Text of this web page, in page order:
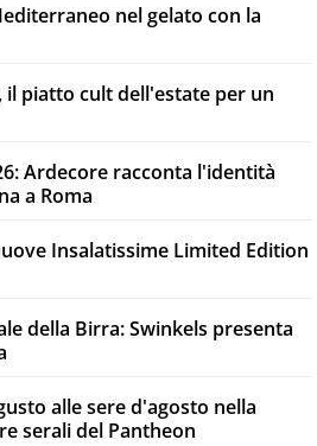
nel gelato con la
il piatto cult dell'estate per un
Ardecore racconta l'identità
a Roma
Insalatissime Limited Edition
della Birra: Swinkels presenta
alle sere d'agosto nella
serali del Pantheon